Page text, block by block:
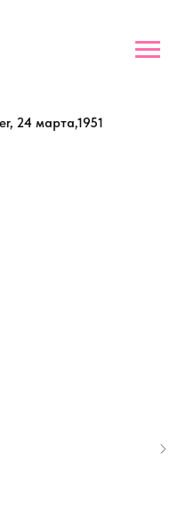
24 марта,1951